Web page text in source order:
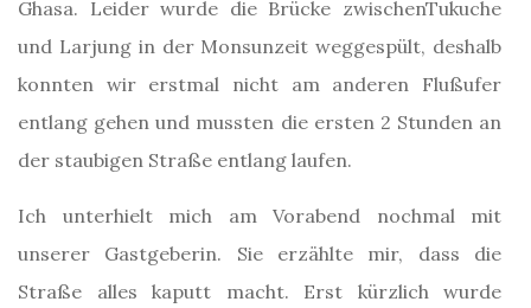
Ghasa. Leider wurde die Brücke zwischenTukuche
und Larjung in der Monsunzeit weggespült, deshalb
konnten wir erstmal nicht am anderen Flußufer
entlang gehen und mussten die ersten 2 Stunden an
der staubigen Straße entlang laufen.
Ich unterhielt mich am Vorabend nochmal mit
unserer Gastgeberin. Sie erzählte mir, dass die
Straße alles kaputt macht. Erst kürzlich wurde